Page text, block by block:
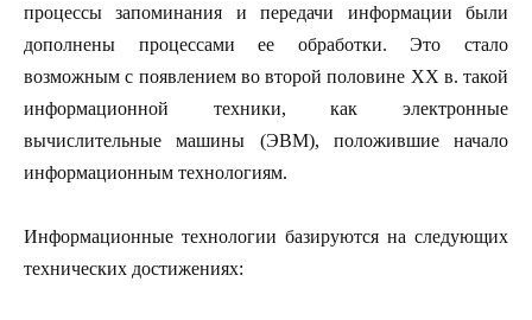
процессы запоминания и передачи информации были
дополнены процессами ее обработки. Это стало
возможным с появлением во второй половине XX в. такой
информационной техники, как электронные
вычислительные машины (ЭВМ), положившие начало
информационным технологиям.
Информационные технологии базируются на следующих
технических достижениях: